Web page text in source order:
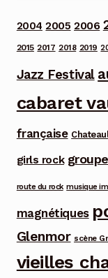
2004 2005 2006
2015 2017 2018 2019
Jazz Festival
cabaret
française
girls rock
route du rock musique
magnétiques
Glenmor scène
vieilles